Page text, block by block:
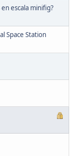
escala minifig?
Space Station